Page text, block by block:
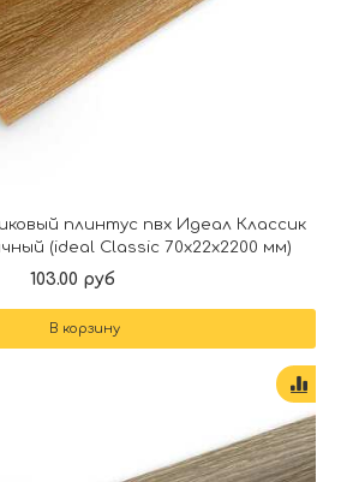
плинтус пвх Идеал Классик
(ideal Classic 70х22х2200 мм)
103.00 руб
В корзину